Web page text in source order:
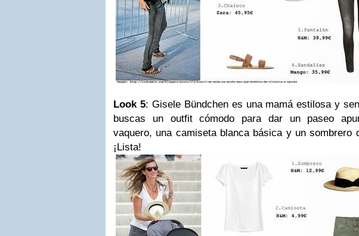
Look 5: Gisele Bündchen es una mamá estilosa y
buscas un outfit cómodo para dar un paseo
vaquero, una camiseta blanca básica y un sombrero
¡Lista!